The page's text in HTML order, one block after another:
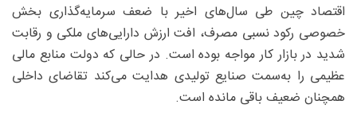
اقتصاد چین طی سال‌های اخیر با ضعف سرمایه‌گذاری بخش
خصوصی رکود نسبی مصرف، افت ارزش دارایی‌های ملکی و رقابت
شدید در بازار کار مواجه بوده است. در حالی که دولت منابع مالی
عظیمی را به‌سمت صنایع تولیدی هدایت می‌کند تقاضای داخلی
همچنان ضعیف باقی مانده است.